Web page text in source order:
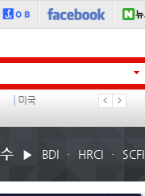
컨테이너 임대사 석도
BDI HRCI SCFI